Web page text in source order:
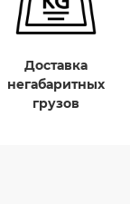
Доставка
негабаритных
грузов